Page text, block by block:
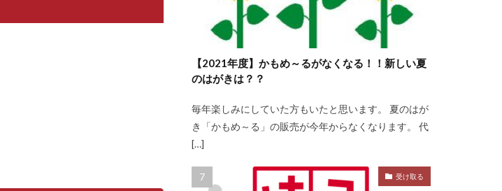
【2021年度】かもめ～るがなくなる！！新しい夏
のはがきは？？
毎年楽しみにしていた方もいたと思います。 夏のはが
き「かもめ～る」の販売が今年からなくなります。 代
[…]
受け取る